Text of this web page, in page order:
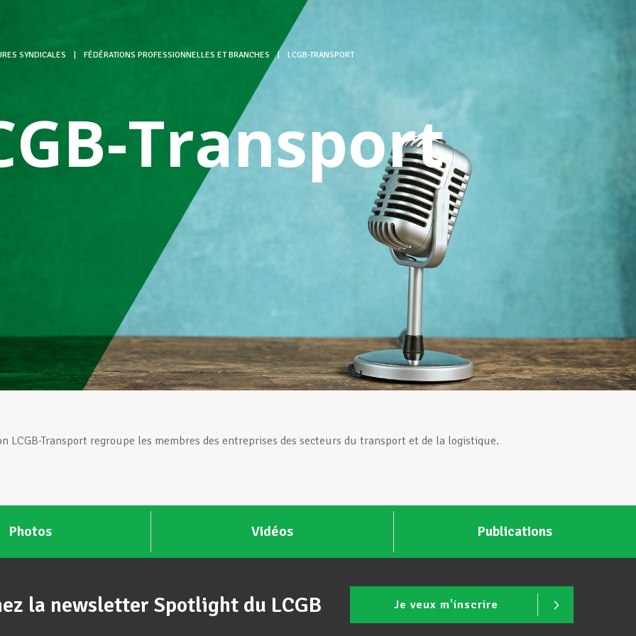
SYNDICALES FÉDÉRATIONS PROFESSIONNELLES ET BRANCHES | LCGB-TRANSPORT
Transport
LCGB-Transport regroupe les membres des entreprises des secteurs du transport et de la logistique.
Photos Vidéos Publications
la newsletter Spotlight du LCGB Je veux m'inscrire